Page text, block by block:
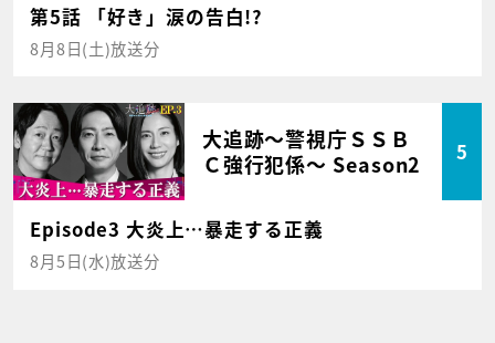
第5話 「好き」涙の告白!?
8月8日(土)放送分
大追跡～警視庁ＳＳＢ
Ｃ強行犯係～ Season2
5
Episode3 大炎上…暴走する正義
8月5日(水)放送分